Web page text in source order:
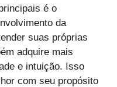
é o
da
suas próprias
adquire mais
e intuição. Isso
com seu propósito